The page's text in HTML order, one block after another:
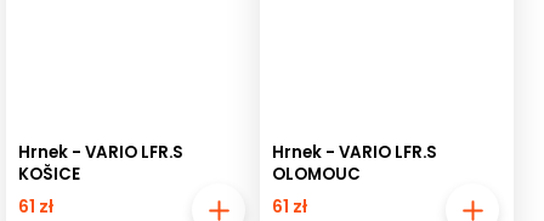
Hrnek - VARIO LFR.S
KOŠICE
61 zł
Hrnek - VARIO LFR.S
OLOMOUC
61 zł